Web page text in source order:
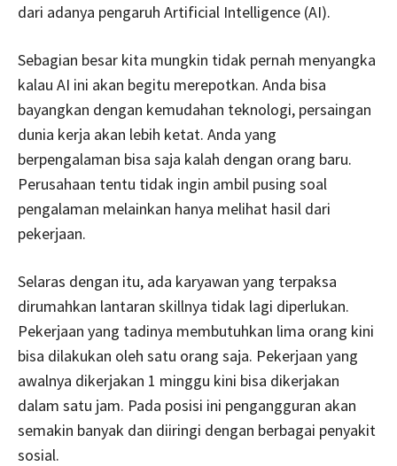
dari adanya pengaruh Artificial Intelligence (AI).
Sebagian besar kita mungkin tidak pernah menyangka
kalau AI ini akan begitu merepotkan. Anda bisa
bayangkan dengan kemudahan teknologi, persaingan
dunia kerja akan lebih ketat. Anda yang
berpengalaman bisa saja kalah dengan orang baru.
Perusahaan tentu tidak ingin ambil pusing soal
pengalaman melainkan hanya melihat hasil dari
pekerjaan.
Selaras dengan itu, ada karyawan yang terpaksa
dirumahkan lantaran skillnya tidak lagi diperlukan.
Pekerjaan yang tadinya membutuhkan lima orang kini
bisa dilakukan oleh satu orang saja. Pekerjaan yang
awalnya dikerjakan 1 minggu kini bisa dikerjakan
dalam satu jam. Pada posisi ini pengangguran akan
semakin banyak dan diiringi dengan berbagai penyakit
sosial.